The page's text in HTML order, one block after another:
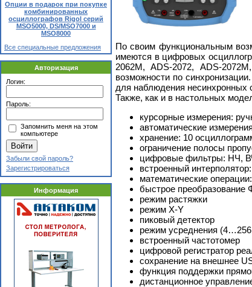
Опции в подарок при покупке
комбинированных
осциллографов Rigol серий
MSO5000, DS/MSO7000 и
MSO8000
Все специальные предложения
Авторизация
Логин:
Пароль:
Запомнить меня на этом
компьютере
Забыли свой пароль?
Зарегистрироваться
Информация
По своим функциональным
имеются в цифровых
2062M, ADS-2072, ADS-
возможности по
для наблюдения несинхронных
Также, как и в настольных
курсорные измерения:
автоматические
хранение: 10
ограничение полосы
цифровые фильтры: НЧ,
встроенный
математические
быстрое преобразование
режим растяжки
режим X-Y
пиковый детектор
режим усреднения
встроенный частотомер
цифровой регистратор
сохранение на внешнее
функция поддержки
дистанционное